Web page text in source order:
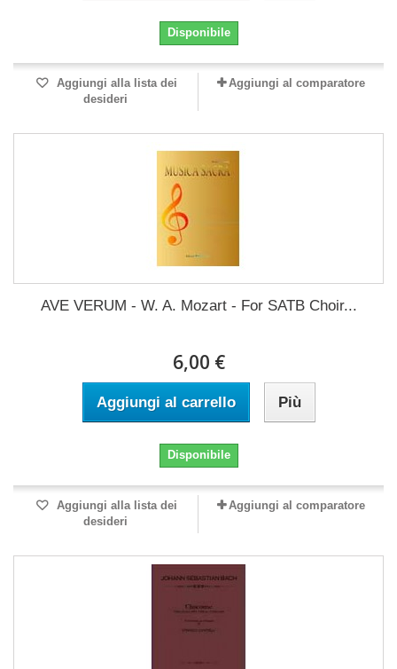
Disponibile
Aggiungi alla lista dei
desideri
Aggiungi al comparatore
AVE VERUM - W. A. Mozart - For SATB Choir...
6,00 €
Aggiungi al carrello Più
Disponibile
Aggiungi alla lista dei
desideri
Aggiungi al comparatore